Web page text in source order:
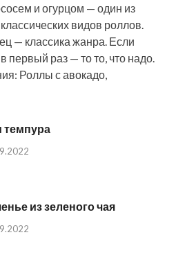
и огурцом — один из
видов роллов.
— классика жанра. Если
первый раз — то то, что надо.
Роллы с авокадо,
темпура
из зеленого чая